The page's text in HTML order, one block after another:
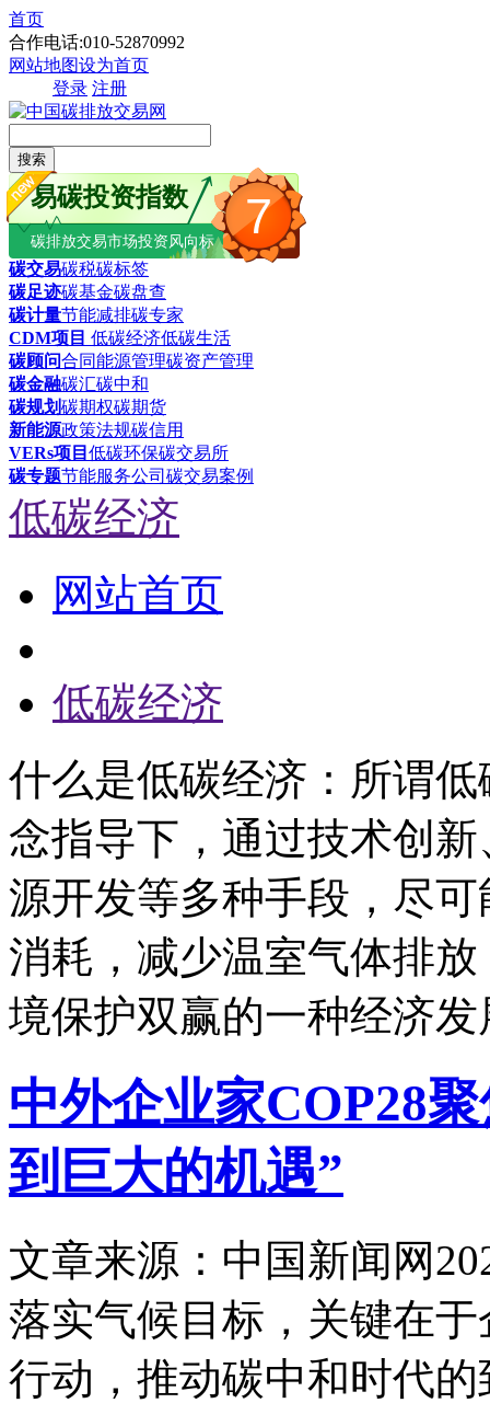
首页
合作电话:010-52870992
网站地图设为首页
登录 注册
搜索
7
易碳投资指数
碳排放交易市场投资风向标
碳交易碳税碳标签
碳足迹碳基金碳盘查
碳计量节能减排碳专家
CDM项目 低碳经济低碳生活
碳顾问合同能源管理碳资产管理
碳金融碳汇碳中和
碳规划碳期权碳期货
新能源政策法规碳信用
VERs项目 低碳环保碳交易所
碳专题节能服务公司 碳交易案例
低碳经济
网站首页
低碳经济
什么是低碳经济：所谓
念指导下，通过技术创
源开发等多种手段，尽
消耗，减少温室气体排
境保护双赢的一种经济
中外企业家COP28
到巨大的机遇”
文章来源：中国新闻网
落实气候目标，关键在
行动，推动碳中和时代